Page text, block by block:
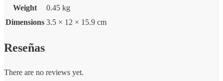
Weight
0.45 kg
Dimensions 3.5 × 12 × 15.9 cm
Reseñas
There are no reviews yet.